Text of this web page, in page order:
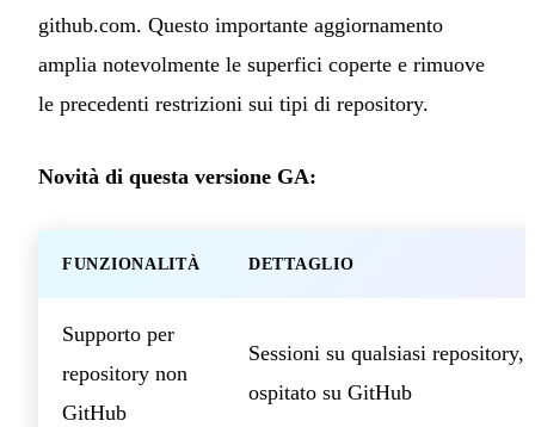
github.com. Questo importante aggiornamento
amplia notevolmente le superfici coperte e rimuove
le precedenti restrizioni sui tipi di repository.
Novità di questa versione GA:
FUNZIONALITÀ DETTAGLIO
Supporto per
repository non
GitHub
Sessioni su qualsiasi repository,
ospitato su GitHub